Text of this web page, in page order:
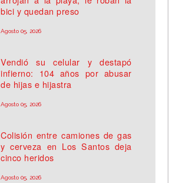
bici y quedan preso
Agosto 05, 2026
Vendió su celular y destapó
infierno: 104 años por abusar
de hijas e hijastra
Agosto 05, 2026
Colisión entre camiones de gas
y cerveza en Los Santos deja
cinco heridos
Agosto 05, 2026